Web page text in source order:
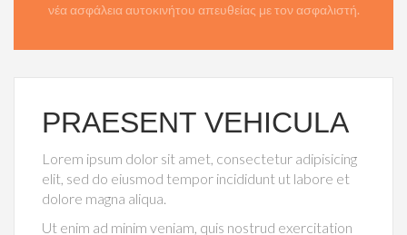
νέα ασφάλεια αυτοκινήτου απευθείας με τον ασφαλιστή.
PRAESENT VEHICULA
Lorem ipsum dolor sit amet, consectetur adipisicing
elit, sed do eiusmod tempor incididunt ut labore et
dolore magna aliqua.
Ut enim ad minim veniam, quis nostrud exercitation